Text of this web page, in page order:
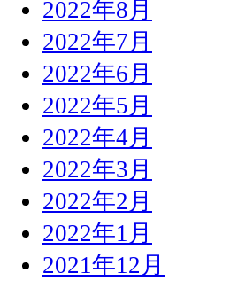
2022年8月
2022年7月
2022年6月
2022年5月
2022年4月
2022年3月
2022年2月
2022年1月
2021年12月